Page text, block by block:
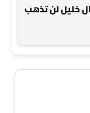
خليل لن تذهب